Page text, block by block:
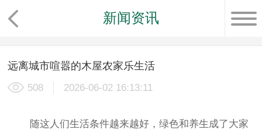
新闻资讯
远离城市喧嚣的木屋农家乐生活
508 2026-06-02 16:13:11
随这人们生活条件越来越好，绿色和养生成了大家